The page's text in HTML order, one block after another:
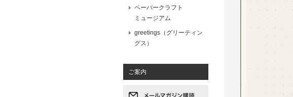
ペーパークラフト
ミュージアム
greetings（グリーティン
グス）
ご案内